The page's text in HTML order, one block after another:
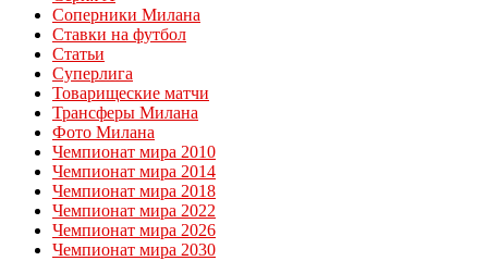
Соперники Милана
Ставки на футбол
Статьи
Суперлига
Товарищеские матчи
Трансферы Милана
Фото Милана
Чемпионат мира 2010
Чемпионат мира 2014
Чемпионат мира 2018
Чемпионат мира 2022
Чемпионат мира 2026
Чемпионат мира 2030